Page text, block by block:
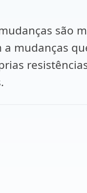
são
mudanças